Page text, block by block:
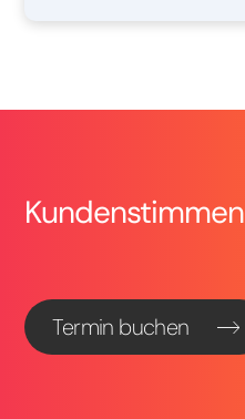
Kundenstimmen
Termin buchen